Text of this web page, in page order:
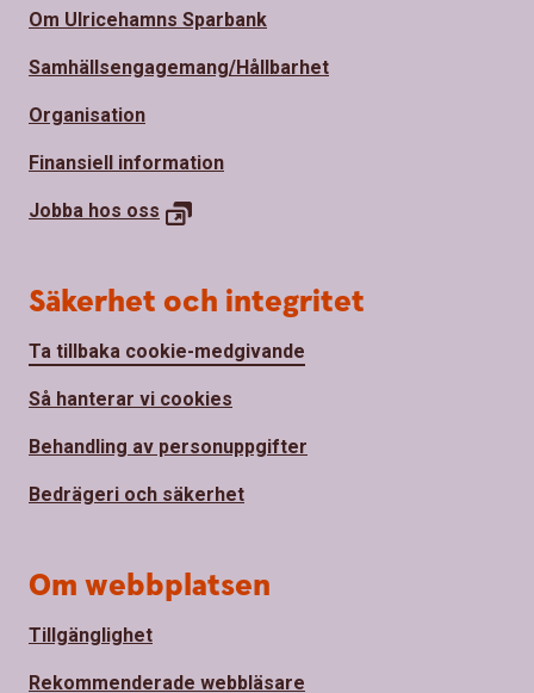
Om Ulricehamns Sparbank
Samhällsengagemang/Hållbarhet
Organisation
Finansiell information
Jobba hos oss
Säkerhet och integritet
Ta tillbaka cookie-medgivande
Så hanterar vi cookies
Behandling av personuppgifter
Bedrägeri och säkerhet
Om webbplatsen
Tillgänglighet
Rekommenderade webbläsare